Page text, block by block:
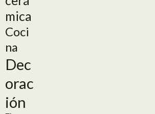
mica
Coci
na
Dec
orac
ión